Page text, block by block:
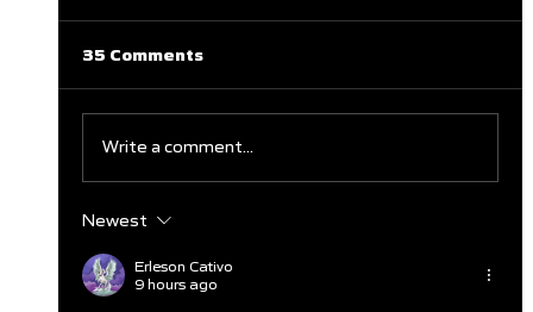
Glasgow Campaign with Finals
Appearances
35 Comments
Write a comment...
Newest
Erleson Cativo
9 hours ago